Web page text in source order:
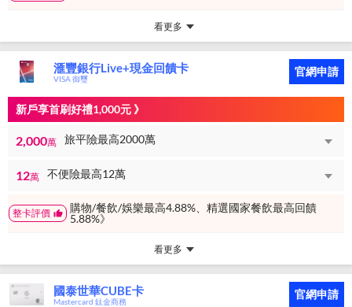
看更多
滙豐銀行Live+現金回饋卡
VISA 御璽
官網申請
新戶享首刷好禮1,000元 》
2,000萬 旅平險最高2000萬
12萬 不便險最高12萬
整卡評價
購物/餐飲/娛樂最高4.88%、精選國家餐飲最高回饋
5.88%》
看更多
國泰世華CUBE卡
Mastercard 鈦金商務
官網申請